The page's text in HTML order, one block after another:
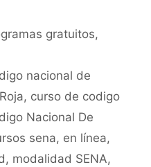
tir
gratuitos,
nacional de
, curso de codigo
Nacional De
sena, en línea,
, modalidad SENA,